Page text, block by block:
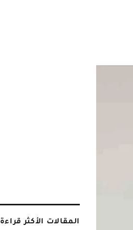
المقالات الأكثر قراءة